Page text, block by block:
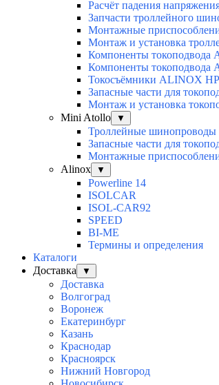
Расчёт падения
Запчасти троллейного
Монтажные
Монтаж и установка
Компоненты токоподвода
Компоненты токоподвода
Токосъёмники ALINOX
Запасные части для
Монтаж и установка
Mini Atollo
▼
Троллейные
Запасные части для
Монтажные
Alinox
▼
Powerline 14
ISOLCAR
ISOL-CAR92
SPEED
BI-ME
Термины и определения
Каталоги
Доставка
▼
Доставка
Волгоград
Воронеж
Екатеринбург
Казань
Краснодар
Красноярск
Нижний Новгород